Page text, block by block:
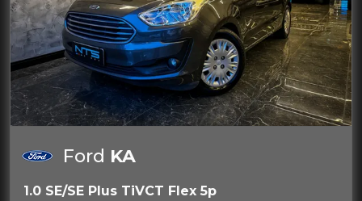
Ford KA
1.0 SE/SE Plus TiVCT Flex 5p